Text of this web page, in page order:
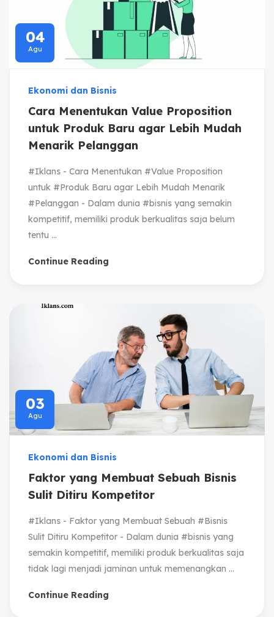
04
Agu
Ekonomi dan Bisnis
Cara Menentukan Value Proposition
untuk Produk Baru agar Lebih Mudah
Menarik Pelanggan
#Iklans - Cara Menentukan #Value Proposition
untuk #Produk Baru agar Lebih Mudah Menarik
#Pelanggan - Dalam dunia #bisnis yang semakin
kompetitif, memiliki produk berkualitas saja belum
tentu ...
Continue Reading
03
Agu
Ekonomi dan Bisnis
Faktor yang Membuat Sebuah Bisnis
Sulit Ditiru Kompetitor
#Iklans - Faktor yang Membuat Sebuah #Bisnis
Sulit Ditiru Kompetitor - Dalam dunia #bisnis yang
semakin kompetitif, memiliki produk berkualitas saja
tidak lagi menjadi jaminan untuk memenangkan ...
Continue Reading